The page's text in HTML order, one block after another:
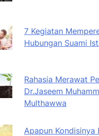
7 Kegiatan
Hubungan Suami
Rahasia Merawat
Dr.Jaseem
Multhawwa
Apapun Kondisinya